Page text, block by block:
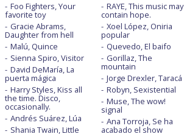
Foo Fighters, Your
favorite toy
Gracie Abrams,
Daughter from hell
Malú, Quince
Sienna Spiro, Visitor
David DeMaría, La
puerta mágica
Harry Styles, Kiss all
the time. Disco,
occasionally.
Andrés Suárez, Lúa
Shania Twain, Little
RAYE, This music may
contain hope.
Xoel López, Oniria
popular
Quevedo, El baifo
Gorillaz, The
mountain
Jorge Drexler, Taracá
Robyn, Sexistential
Muse, The wow!
signal
Ana Torroja, Se ha
acabado el show